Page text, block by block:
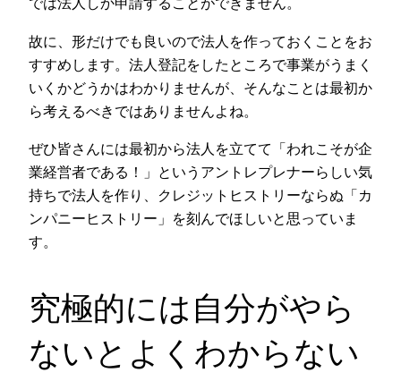
故に、形だけでも良いので法人を作っておくことをお
すすめします。法人登記をしたところで事業がうまく
いくかどうかはわかりませんが、そんなことは最初か
ら考えるべきではありませんよね。
ぜひ皆さんには最初から法人を立てて「われこそが企
業経営者である！」というアントレプレナーらしい気
持ちで法人を作り、クレジットヒストリーならぬ「カ
ンパニーヒストリー」を刻んでほしいと思っていま
す。
究極的には自分がやら
ないとよくわからない